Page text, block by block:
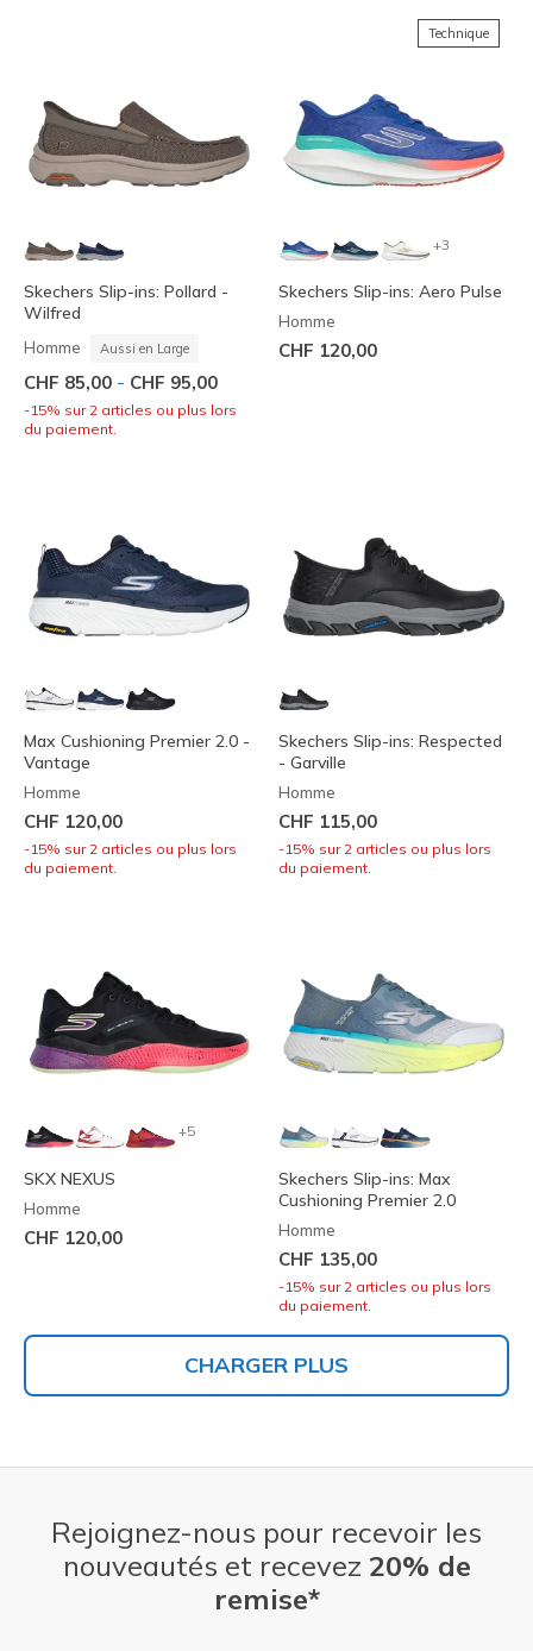
Skechers Slip-ins: Pollard -
Wilfred
Homme Aussi en Large
CHF 85,00 - CHF 95,00
-15% sur 2 articles ou plus lors
du paiement.
Technique
+3
Skechers Slip-ins: Aero Pulse
Homme
CHF 120,00
Max Cushioning Premier 2.0 -
Vantage
Homme
CHF 120,00
-15% sur 2 articles ou plus lors
du paiement.
Skechers Slip-ins: Respected
- Garville
Homme
CHF 115,00
-15% sur 2 articles ou plus lors
du paiement.
+5
SKX NEXUS
Homme
CHF 120,00
Skechers Slip-ins: Max
Cushioning Premier 2.0
Homme
CHF 135,00
-15% sur 2 articles ou plus lors
du paiement.
CHARGER PLUS
Rejoignez-nous pour recevoir les
nouveautés et recevez 20% de
remise*